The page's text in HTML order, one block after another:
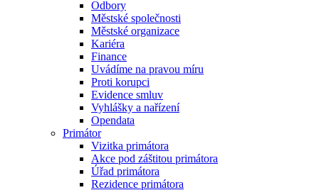
Odbory
Městské společnosti
Městské organizace
Kariéra
Finance
Uvádíme na pravou míru
Proti korupci
Evidence smluv
Vyhlášky a nařízení
Opendata
Primátor
Vizitka primátora
Akce pod záštitou primátora
Úřad primátora
Rezidence primátora